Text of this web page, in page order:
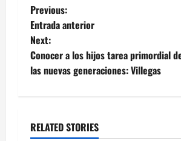
Post
navigation
Previous:
Entrada anterior
Next:
Conocer a los hijos tarea primordial
las nuevas generaciones: Villegas
RELATED STORIES
Estados Portada